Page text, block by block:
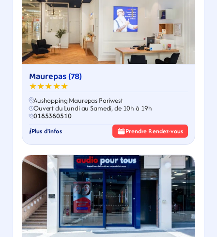
Maurepas (78)
★★★★★
Aushopping Maurepas Pariwest
Ouvert du Lundi au Samedi, de 10h à 19h
0185380510
Plus d'infos Prendre Rendez-vous